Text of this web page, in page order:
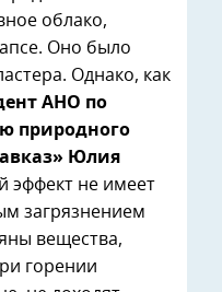
облако,
Оно было
Однако, как
АНО по
природного
Юлия
эффект не имеет
загрязнением
вещества,
горении